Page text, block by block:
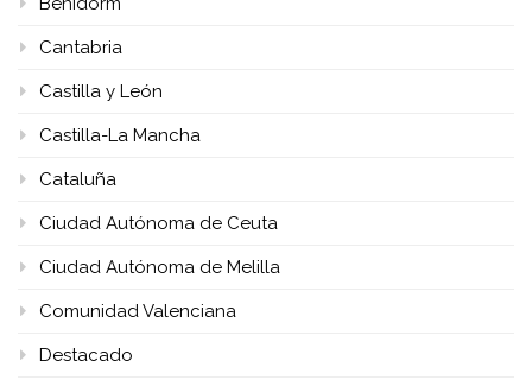
Cantabria
Castilla y León
Castilla-La Mancha
Cataluña
Ciudad Autónoma de Ceuta
Ciudad Autónoma de Melilla
Comunidad Valenciana
Destacado